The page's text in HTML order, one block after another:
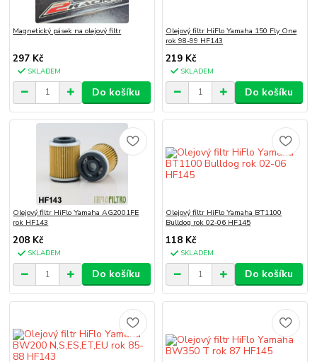
Magnetický pásek na olejový filtr
297 Kč
SKLADEM
Do košíku
Olejový filtr HiFlo Yamaha 150 Fly One
rok 98-99 HF143
219 Kč
SKLADEM
Do košíku
Olejový filtr HiFlo Yamaha AG2001FE
rok HF143
208 Kč
SKLADEM
Do košíku
Olejový filtr HiFlo Yamaha BT1100
Bulldog rok 02-06 HF145
118 Kč
SKLADEM
Do košíku